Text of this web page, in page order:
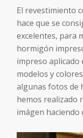
El revestimiento
hace que se
excelentes, para
hormigón
impreso aplicado
modelos y
algunas fotos de
hemos realizado
imágen haciendo